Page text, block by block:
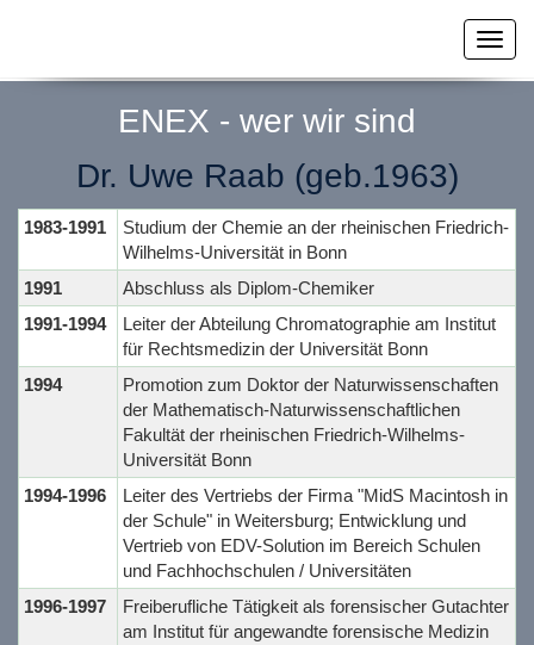
ENEX - wer wir sind
Dr. Uwe Raab (geb.1963)
1983-1991
Studium der Chemie an der rheinischen Friedrich-
Wilhelms-Universität in Bonn
1991
Abschluss als Diplom-Chemiker
1991-1994
Leiter der Abteilung Chromatographie am Institut
für Rechtsmedizin der Universität Bonn
1994
Promotion zum Doktor der Naturwissenschaften
der Mathematisch-Naturwissenschaftlichen
Fakultät der rheinischen Friedrich-Wilhelms-
Universität Bonn
1994-1996
Leiter des Vertriebs der Firma "MidS Macintosh in
der Schule" in Weitersburg; Entwicklung und
Vertrieb von EDV-Solution im Bereich Schulen
und Fachhochschulen / Universitäten
1996-1997
Freiberufliche Tätigkeit als forensischer Gutachter
am Institut für angewandte forensische Medizin